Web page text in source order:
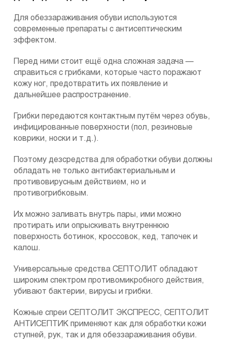
Для обеззараживания обуви используются
современные препараты с антисептическим
эффектом.
Перед ними стоит ещё одна сложная задача —
справиться с грибками, которые часто поражают
кожу ног, предотвратить их появление и
дальнейшее распространение.
Грибки передаются контактным путём через обувь,
инфицированные поверхности (пол, резиновые
коврики, носки и т.д.).
Поэтому дезсредства для обработки обуви должны
обладать не только антибактериальным и
противовирусным действием, но и
противогрибковым.
Их можно заливать внутрь пары, ими можно
протирать или опрыскивать внутреннюю
поверхность ботинок, кроссовок, кед, тапочек и
калош.
Универсальные средства СЕПТОЛИТ обладают
широким спектром противомикробного действия,
убивают бактерии, вирусы и грибки.
Кожные спреи СЕПТОЛИТ ЭКСПРЕСС, СЕПТОЛИТ
АНТИСЕПТИК применяют как для обработки кожи
ступней, рук, так и для обеззараживания обуви.